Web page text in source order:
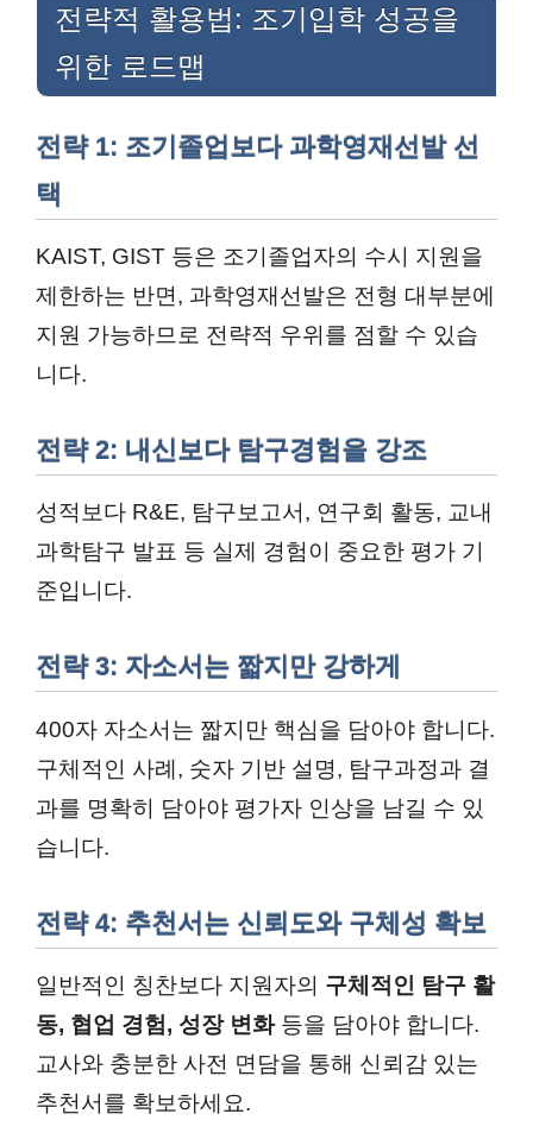
전략적 활용법: 조기입학 성공을
위한 로드맵
전략 1: 조기졸업보다 과학영재선발 선
택
KAIST, GIST 등은 조기졸업자의 수시 지원을
제한하는 반면, 과학영재선발은 전형 대부분에
지원 가능하므로 전략적 우위를 점할 수 있습
니다.
전략 2: 내신보다 탐구경험을 강조
성적보다 R&E, 탐구보고서, 연구회 활동, 교내
과학탐구 발표 등 실제 경험이 중요한 평가 기
준입니다.
전략 3: 자소서는 짧지만 강하게
400자 자소서는 짧지만 핵심을 담아야 합니다.
구체적인 사례, 숫자 기반 설명, 탐구과정과 결
과를 명확히 담아야 평가자 인상을 남길 수 있
습니다.
전략 4: 추천서는 신뢰도와 구체성 확보
일반적인 칭찬보다 지원자의 구체적인 탐구 활
동, 협업 경험, 성장 변화등을 담아야 합니다.
교사와 충분한 사전 면담을 통해 신뢰감 있는
추천서를 확보하세요.